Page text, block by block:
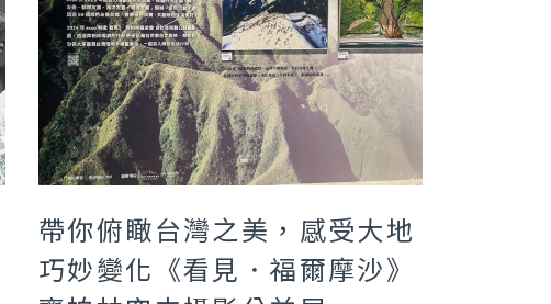
帶你俯瞰台灣之美，感受大地
巧妙變化《看見．福爾摩沙》